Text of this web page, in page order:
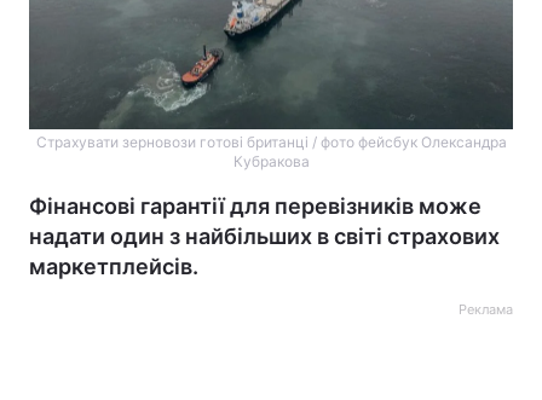
Страхувати зерновози готові британці / фото фейсбук Олександра
Кубракова
Фінансові гарантії для перевізників може
надати один з найбільших в світі страхових
маркетплейсів.
Реклама